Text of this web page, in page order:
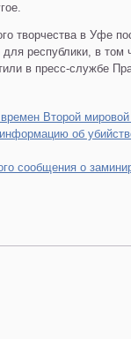
творчества в Уфе
республики, в
в пресс-службе
Второй
об
сообщения о